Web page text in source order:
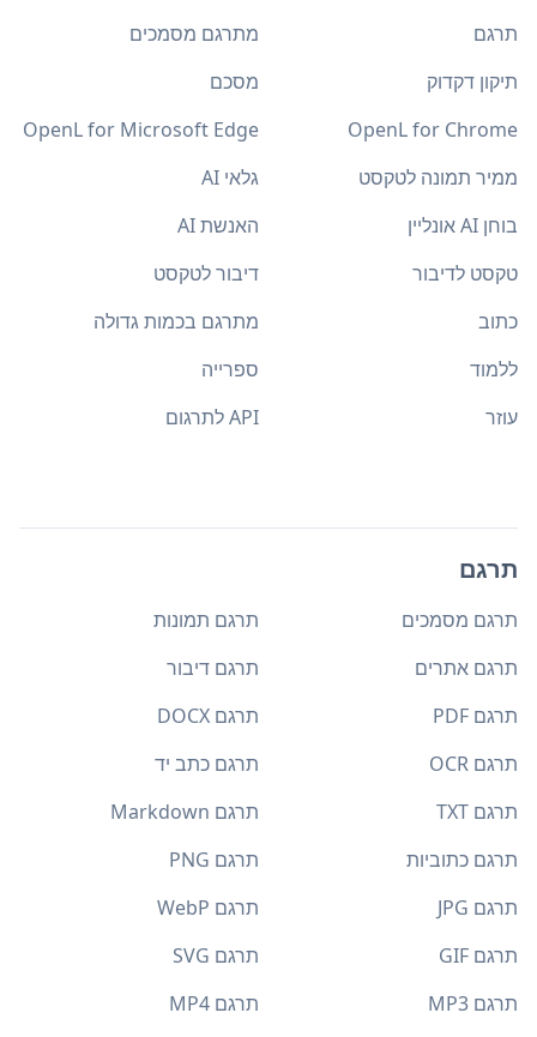
תרגם
מתרגם מסמכים
תיקון דקדוק
מסכם
OpenL for Chrome
OpenL for Microsoft Edge
ממיר תמונה לטקסט
גלאי AI
בוחן AI אונליין
האנשת AI
טקסט לדיבור
דיבור לטקסט
כתוב
מתרגם בכמות גדולה
ללמוד
ספרייה
עוזר
API לתרגום
תרגם
תרגם מסמכים
תרגם תמונות
תרגם אתרים
תרגם דיבור
תרגם PDF
תרגם DOCX
תרגם OCR
תרגם כתב יד
תרגם TXT
תרגם Markdown
תרגם כתוביות
תרגם PNG
תרגם JPG
תרגם WebP
תרגם GIF
תרגם SVG
תרגם MP3
תרגם MP4